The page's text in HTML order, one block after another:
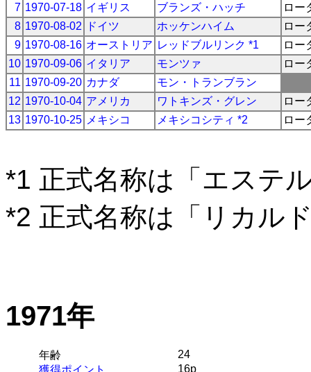
7 1970-07-18 イギリス ブランズ・ハッチ
ロー
8 1970-08-02 ドイツ ホッケンハイム
ロー
9 1970-08-16 オーストリア レッドブルリンク *1
ロー
10 1970-09-06 イタリア モンツァ
ロー
11 1970-09-20 カナダ
モン・トランブラン
12 1970-10-04 アメリカ ワトキンズ・グレン
ロー
13 1970-10-25 メキシコ メキシコシティ *2 ロー
*1 正式名称は「エステ
*2 正式名称は「リカル
1971年
年齢
24
獲得ポイント
16p